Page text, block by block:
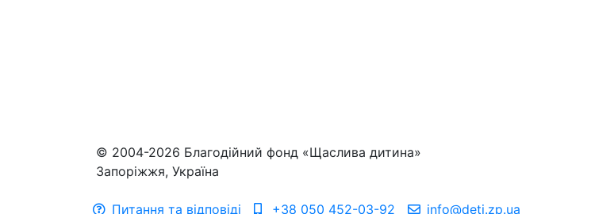
© 2004-2026 Благодійний фонд «Щаслива дитина»
Запоріжжя, Україна
Питання та відповіді +38 050 452-03-92 info@deti.zp.ua